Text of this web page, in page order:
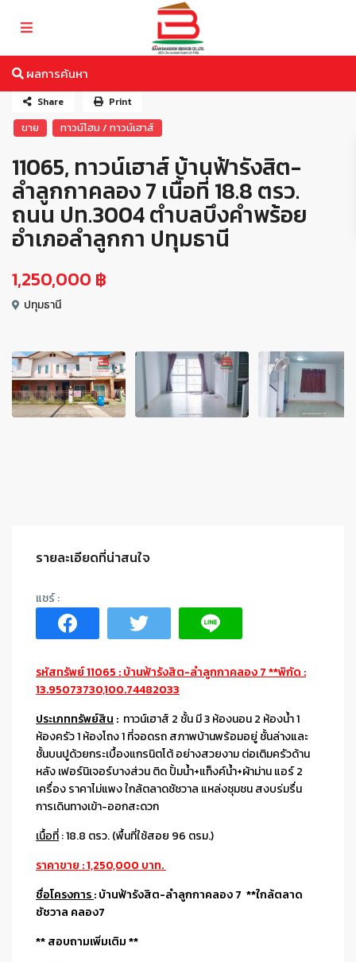
ผลการค้นหา
ขาย ทาวน์โฮม / ทาวน์เฮาส์
11065, ทาวน์เฮาส์ บ้านฟ้ารังสิต-
ลำลูกกาคลอง 7 เนื้อที่ 18.8 ตรว.
ถนน ปท.3004 ตำบลบึงคำพร้อย
อำเภอลำลูกกา ปทุมธานี
1,250,000 ฿
ปทุมธานี
Share Print
รายละเอียดที่น่าสนใจ
รหัสทรัพย์ 11065 : บ้านฟ้ารังสิต-ลำลูกกาคลอง 7 **พิกัด :
13.95073730,100.74482033
ประเภททรัพย์สิน : ทาวน์เฮาส์ 2 ชั้น มี 3 ห้องนอน 2 ห้องน้ำ 1
ห้องครัว 1 ห้องโถง 1 ที่จอดรถ สภาพบ้านพร้อมอยู่ ชั้นล่างและ
ชั้นบนปูด้วยกระเบื้องแกรนิตโต้ อย่างสวยงาม ต่อเติมครัวด้าน
หลัง เฟอร์นิเจอร์บางส่วน ติด ปั้มน้ำ+แท็งค์น้ำ+ผ้าม่าน แอร์ 2
เครื่อง ราคาไม่แพง ใกล้ตลาดชัชวาล แหล่งชุมชน สงบร่มรื่น
การเดินทางเข้า-ออกสะดวก
เนื้อที่: 18.8 ตรว. (พื้นที่ใช้สอย 96 ตรม.)
ราคาขาย : 1,250,000 บาท.
ชื่อโครงการ: บ้านฟ้ารังสิต-ลำลูกกาคลอง 7 **ใกล้ตลาด
ชัชวาล คลอง7
** สอบถามเพิ่มเติม **